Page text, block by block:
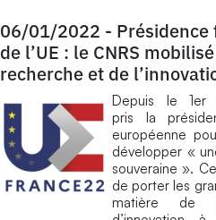
06/01/2022 -
de l’UE : le CNRS
recherche et de
Depuis le
pris la
européenne
développer «
souveraine ».
de porter les
matière de